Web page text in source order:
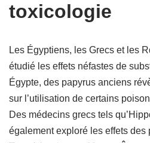
toxicologie
Les Égyptiens, les Grecs et les
étudié les effets néfastes de
Égypte, des papyrus anciens
sur l’utilisation de certains
Des médecins grecs tels
également exploré les effets des